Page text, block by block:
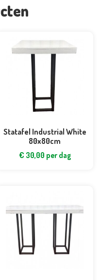
Statafel Industrial White
80x80cm
€ 30,00 per dag